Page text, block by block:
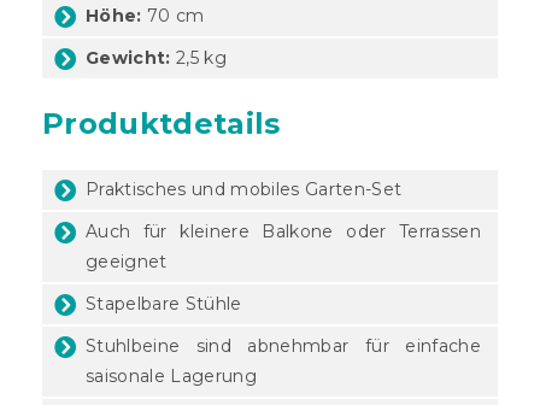
Höhe: 70 cm
Gewicht: 2,5 kg
Produktdetails
Praktisches und mobiles Garten-Set
Auch für kleinere Balkone oder Terrassen
geeignet
Stapelbare Stühle
Stuhlbeine sind abnehmbar für einfache
saisonale Lagerung